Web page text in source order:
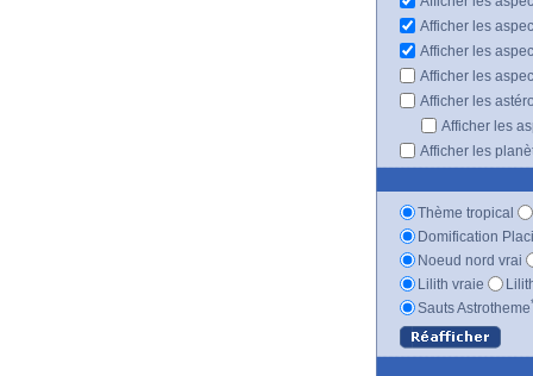
Afficher les
Afficher les
Afficher les
Afficher les
Afficher les
Afficher les
Thème tropical
Domification
Noeud nord vrai
Lilith vraie
Sauts Astrotheme